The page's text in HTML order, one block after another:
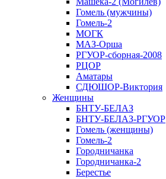
Гомель (мужчины)
Гомель-2
МОГК
МАЗ-Орша
РГУОР-сборная-2008
РЦОР
Аматары
СДЮШОР-Виктория
Женщины
БНТУ-БЕЛАЗ
БНТУ-БЕЛАЗ-РГУОР
Гомель (женщины)
Гомель-2
Городничанка
Городничанка-2
Берестье